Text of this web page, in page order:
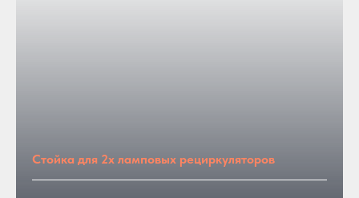
Стойка для 2х ламповых рециркуляторов